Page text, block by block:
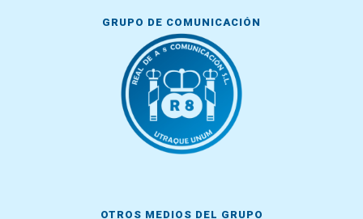
GRUPO DE COMUNICACIÓN
OTROS MEDIOS DEL GRUPO